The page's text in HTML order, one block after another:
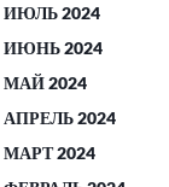
ИЮЛЬ 2024
ИЮНЬ 2024
МАЙ 2024
АПРЕЛЬ 2024
МАРТ 2024